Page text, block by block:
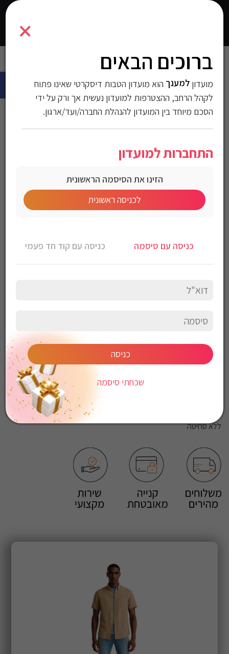
×
ברוכים הבאים
מועדוןלמענך הוא מועדון הטבות דיסקרטי שאינו פתוח
לקהל הרחב, ההצטרפות למועדון נעשית אך ורק על ידי
הסכם מיוחד בין המועדון להנהלת החברה/ועד/ארגון.
התחברות למועדון
הזינו את הסיסמה הראשונית
לכניסה ראשונית
כניסה עם סיסמה כניסה עם קוד חד פעמי
כניסה
שכחתי סיסמה
1700731
>חולצות חולצות מכופתרות
חולצה מכופתרת פשתן
Gant לגברים גזרת
Regular Fit
Gant Men’s Regular Fit Garment-Dyed Linen Shirt
חולצה מכופתרת פשתן Gant לגברים גזרת Regular Fit
הרכב בד: 100% פשתן
לכבס צבעים כהים בנפרד
ללא השריה
אין לשפשף במקום אחד
ניקוי יבש אסור
ללא סחיטה